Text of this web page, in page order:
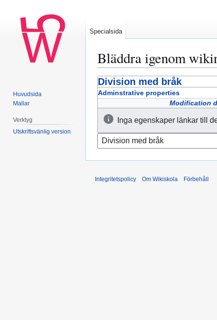
Bläddra igenom
Hoppa
till
Hoppa
till
Division med bråk
Adminstrative properties
Modification
Inga egenskaper länkar till
Specialsida
Huvudsida
Mallar
Verktyg
Utskriftsvänlig version
Integritetspolicy Om Wikiskola Förbehåll